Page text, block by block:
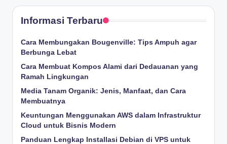
Informasi Terbaru
Cara Membungakan Bougenville: Tips Ampuh agar
Berbunga Lebat
Cara Membuat Kompos Alami dari Dedauanan yang
Ramah Lingkungan
Media Tanam Organik: Jenis, Manfaat, dan Cara
Membuatnya
Keuntungan Menggunakan AWS dalam Infrastruktur
Cloud untuk Bisnis Modern
Panduan Lengkap Installasi Debian di VPS untuk